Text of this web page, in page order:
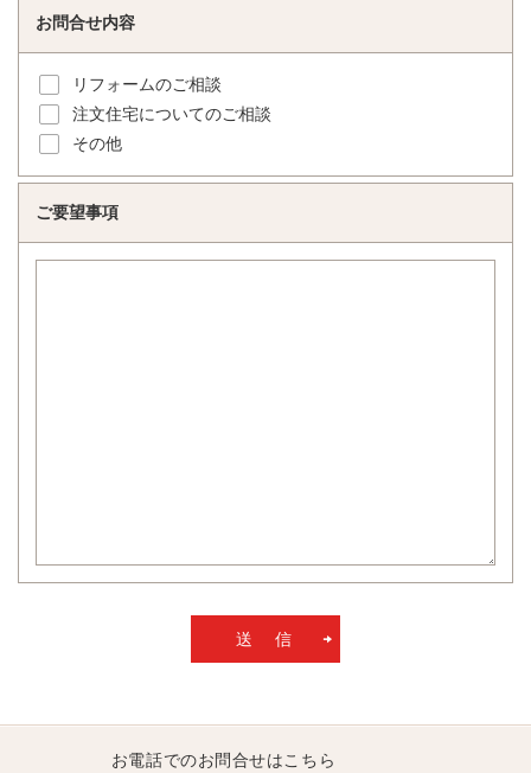
お問合せ内容
リフォームのご相談
注文住宅についてのご相談
その他
ご要望事項
お電話でのお問合せはこちら